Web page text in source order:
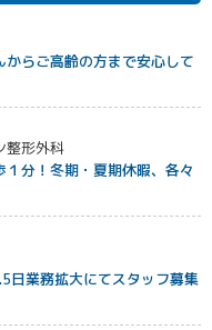
らご高齢の方まで安心して
整形外科
分！冬期・夏期休暇、各々
日業務拡大にてスタッフ募集